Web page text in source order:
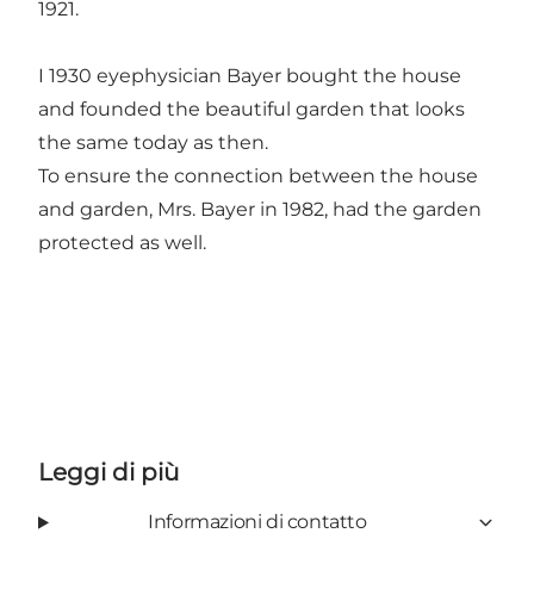
1921.
I 1930 eyephysician Bayer bought the house
and founded the beautiful garden that looks
the same today as then.
To ensure the connection between the house
and garden, Mrs. Bayer in 1982, had the garden
protected as well.
Leggi di più
Informazioni di contatto